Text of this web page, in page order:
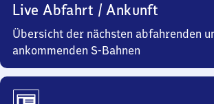
Live Abfahrt / Ankunft
Übersicht der nächsten abfahrenden
ankommenden S-Bahnen